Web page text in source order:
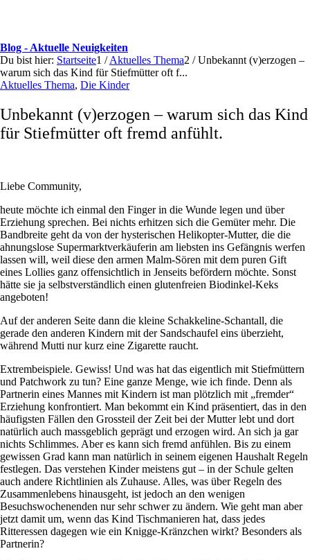
Blog - Aktuelle Neuigkeiten
Du bist hier: Startseite1 / Aktuelles Thema2 / Unbekannt (v)erzogen –
warum sich das Kind für Stiefmütter oft f...
Aktuelles Thema, Die Kinder
Unbekannt (v)erzogen – warum sich das Kind
für Stiefmütter oft fremd anfühlt.
Liebe Community,
heute möchte ich einmal den Finger in die Wunde legen und über
Erziehung sprechen. Bei nichts erhitzen sich die Gemüter mehr. Die
Bandbreite geht da von der hysterischen Helikopter-Mutter, die die
ahnungslose Supermarktverkäuferin am liebsten ins Gefängnis werfen
lassen will, weil diese den armen Malm-Sören mit dem puren Gift
eines Lollies ganz offensichtlich in Jenseits befördern möchte. Sonst
hätte sie ja selbstverständlich einen glutenfreien Biodinkel-Keks
angeboten!
Auf der anderen Seite dann die kleine Schakkeline-Schantall, die
gerade den anderen Kindern mit der Sandschaufel eins überzieht,
während Mutti nur kurz eine Zigarette raucht.
Extrembeispiele. Gewiss! Und was hat das eigentlich mit Stiefmüttern
und Patchwork zu tun? Eine ganze Menge, wie ich finde. Denn als
Partnerin eines Mannes mit Kindern ist man plötzlich mit „fremder“
Erziehung konfrontiert. Man bekommt ein Kind präsentiert, das in den
häufigsten Fällen den Grossteil der Zeit bei der Mutter lebt und dort
natürlich auch massgeblich geprägt und erzogen wird. An sich ja gar
nichts Schlimmes. Aber es kann sich fremd anfühlen. Bis zu einem
gewissen Grad kann man natürlich in seinem eigenen Haushalt Regeln
festlegen. Das verstehen Kinder meistens gut – in der Schule gelten
auch andere Richtlinien als Zuhause. Alles, was über Regeln des
Zusammenlebens hinausgeht, ist jedoch an den wenigen
Besuchswochenenden nur sehr schwer zu ändern. Wie geht man aber
jetzt damit um, wenn das Kind Tischmanieren hat, dass jedes
Ritteressen dagegen wie ein Knigge-Kränzchen wirkt? Besonders als
Partnerin?